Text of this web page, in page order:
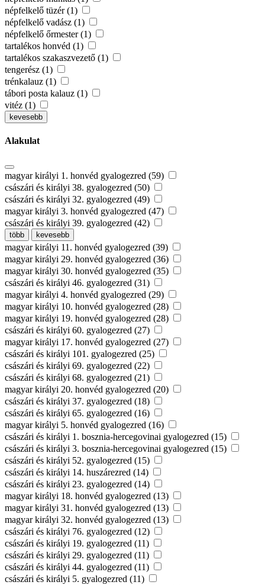
népfelkelő tüzér (1)
népfelkelő vadász (1)
népfelkelő őrmester (1)
tartalékos honvéd (1)
tartalékos szakaszvezető (1)
tengerész (1)
trénkalauz (1)
tábori posta kalauz (1)
vitéz (1)
kevesebb
Alakulat
magyar királyi 1. honvéd gyalogezred (59)
császári és királyi 38. gyalogezred (50)
császári és királyi 32. gyalogezred (49)
magyar királyi 3. honvéd gyalogezred (47)
császári és királyi 39. gyalogezred (42)
több kevesebb
magyar királyi 11. honvéd gyalogezred (39)
magyar királyi 29. honvéd gyalogezred (36)
magyar királyi 30. honvéd gyalogezred (35)
császári és királyi 46. gyalogezred (31)
magyar királyi 4. honvéd gyalogezred (29)
magyar királyi 10. honvéd gyalogezred (28)
magyar királyi 19. honvéd gyalogezred (28)
császári és királyi 60. gyalogezred (27)
magyar királyi 17. honvéd gyalogezred (27)
császári és királyi 101. gyalogezred (25)
császári és királyi 69. gyalogezred (22)
császári és királyi 68. gyalogezred (21)
magyar királyi 20. honvéd gyalogezred (20)
császári és királyi 37. gyalogezred (18)
császári és királyi 65. gyalogezred (16)
magyar királyi 5. honvéd gyalogezred (16)
császári és királyi 1. bosznia-hercegovinai gyalogezred (15)
császári és királyi 3. bosznia-hercegovinai gyalogezred (15)
császári és királyi 52. gyalogezred (15)
császári és királyi 14. huszárezred (14)
császári és királyi 23. gyalogezred (14)
magyar királyi 18. honvéd gyalogezred (13)
magyar királyi 31. honvéd gyalogezred (13)
magyar királyi 32. honvéd gyalogezred (13)
császári és királyi 76. gyalogezred (12)
császári és királyi 19. gyalogezred (11)
császári és királyi 29. gyalogezred (11)
császári és királyi 44. gyalogezred (11)
császári és királyi 5. gyalogezred (11)